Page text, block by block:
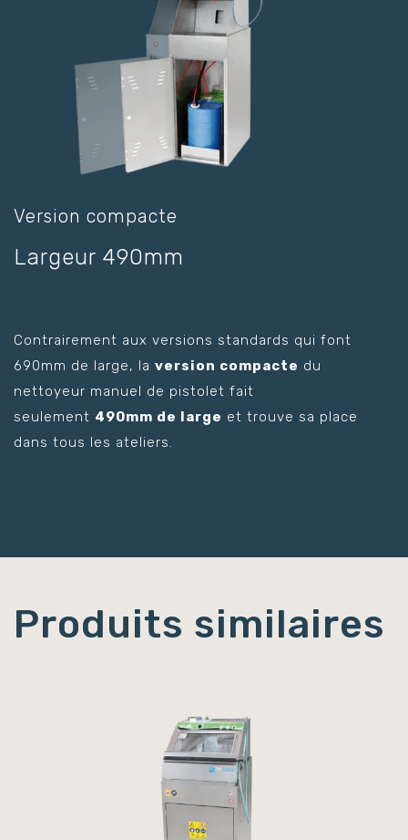
Version compacte
Largeur 490mm
Contrairement aux versions standards qui font
690mm de large, la version compacte du
nettoyeur manuel de pistolet fait
seulement 490mm de large et trouve sa place
dans tous les ateliers.
Produits similaires